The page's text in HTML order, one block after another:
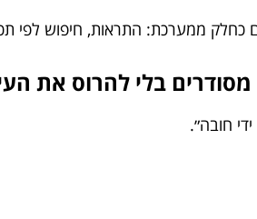
ממערכת: התראות, חיפוש לפי
מסודרים בלי להרוס את
חובה״.